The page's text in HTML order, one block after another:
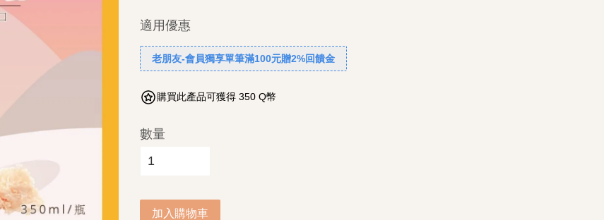
適用優惠
老朋友-會員獨享單筆滿100元贈2%回饋金
購買此產品可獲得 350 Q幣
數量
加入購物車